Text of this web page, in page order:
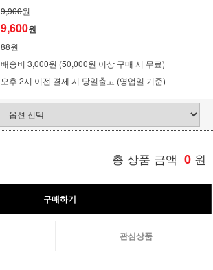
9,900원
9,600원
88원
배송비 3,000원 (50,000원 이상 구매 시 무료)
오후 2시 이전 결제 시 당일출고 (영업일 기준)
총 상품 금액 0 원
구매하기
관심상품